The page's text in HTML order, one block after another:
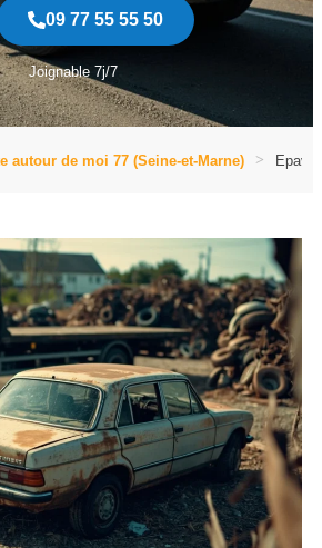
09 77 55 55 50
Joignable 7j/7
autour de moi 77 (Seine-et-Marne)